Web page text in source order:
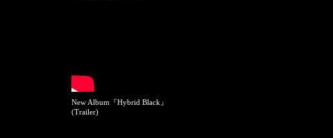
New Album『Hybrid Black』
(Trailer)